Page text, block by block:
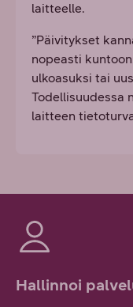
laitteelle.
”Päivitykset
nopeasti
ulkoasuksi tai
Todellisuudessa
laitteen
Hallinnoi